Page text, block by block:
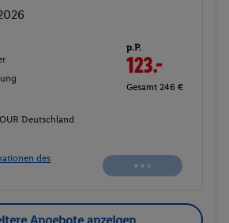
p.P.
123.-
Gesamt 246 €
Deutschland
des
Angebote anzeigen